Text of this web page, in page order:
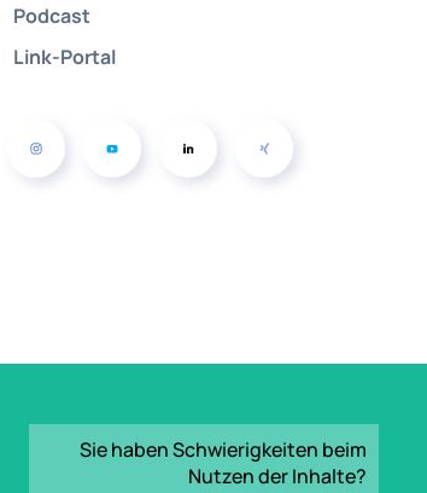
Podcast
Link-Portal
Sie haben Schwierigkeiten beim
Nutzen der Inhalte?